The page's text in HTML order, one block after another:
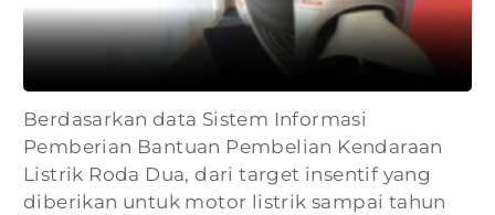
Berdasarkan data Sistem Informasi
Pemberian Bantuan Pembelian Kendaraan
Listrik Roda Dua, dari target insentif yang
diberikan untuk motor listrik sampai tahun